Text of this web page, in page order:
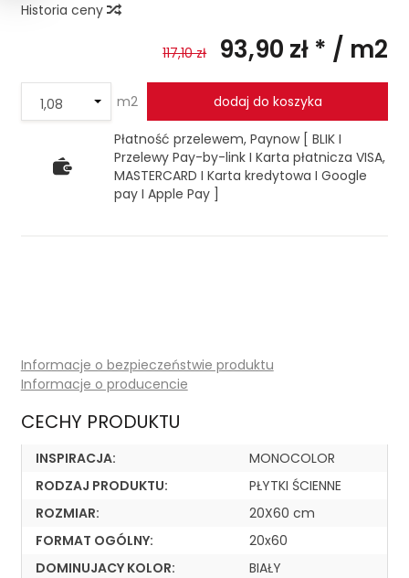
Historia ceny
117,10 zł 93,90 zł * / m2
m2 dodaj do koszyka
Płatność przelewem, Paynow [ BLIK I
Przelewy Pay-by-link I Karta płatnicza VISA,
MASTERCARD I Karta kredytowa I Google
pay I Apple Pay ]
Informacje o bezpieczeństwie produktu
Informacje o producencie
CECHY PRODUKTU
INSPIRACJA:
MONOCOLOR
RODZAJ PRODUKTU:
PŁYTKI ŚCIENNE
ROZMIAR:
20X60 cm
FORMAT OGÓLNY:
20x60
DOMINUJACY KOLOR:
BIAŁY